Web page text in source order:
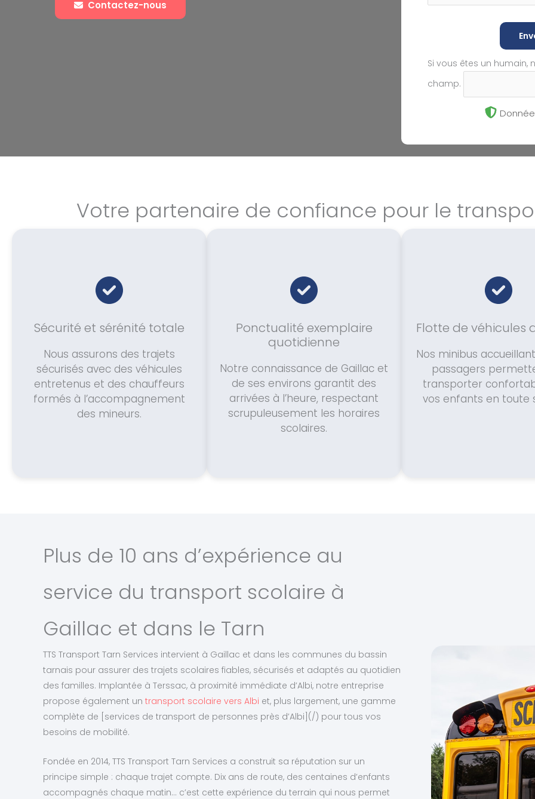
Contactez-nous
Si vous êtes un humain,
champ.
Votre partenaire de confiance pour le
Sécurité et sérénité totale
Nous assurons des trajets
sécurisés avec des véhicules
entretenus et des chauffeurs
formés à l’accompagnement
des mineurs.
Ponctualité exemplaire
quotidienne
Notre connaissance de Gaillac et
de ses environs garantit des
arrivées à l’heure, respectant
scrupuleusement les horaires
scolaires.
Flotte de véhicules
Nos minibus accueillant
passagers
transporter
vos enfants en toute
Plus de 10 ans d’expérience au
service du transport scolaire à
Gaillac et dans le Tarn
TTS Transport Tarn Services intervient à Gaillac et dans les communes du bassin
tarnais pour assurer des trajets scolaires fiables, sécurisés et adaptés au quotidien
des familles. Implantée à Terssac, à proximité immédiate d’Albi, notre entreprise
propose également un transport scolaire vers Albi et, plus largement, une gamme
complète de [services de transport de personnes près d’Albi](/) pour tous vos
besoins de mobilité.
Fondée en 2014, TTS Transport Tarn Services a construit sa réputation sur un
principe simple : chaque trajet compte. Dix ans de route, des centaines d’enfants
accompagnés chaque matin… c’est cette expérience du terrain qui nous permet